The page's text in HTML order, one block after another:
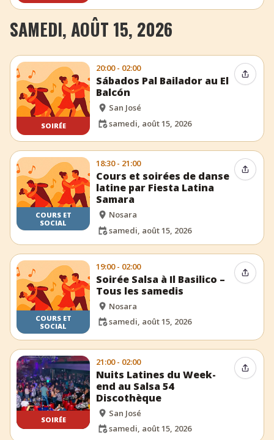
SAMEDI, AOÛT 15, 2026
SOIRÉE
20:00 - 02:00
Sábados Pal Bailador au El
Balcón
San José
samedi, août 15, 2026
COURS ET
SOCIAL
18:30 - 21:00
Cours et soirées de danse
latine par Fiesta Latina
Samara
Nosara
samedi, août 15, 2026
COURS ET
SOCIAL
19:00 - 02:00
Soirée Salsa à Il Basilico –
Tous les samedis
Nosara
samedi, août 15, 2026
SOIRÉE
21:00 - 02:00
Nuits Latines du Week-
end au Salsa 54
Discothèque
San José
samedi, août 15, 2026